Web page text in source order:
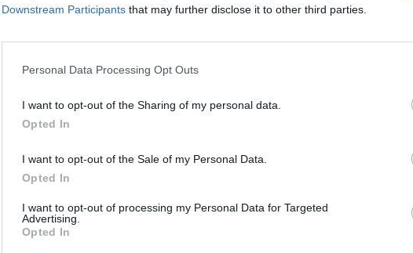
Downstream Participants that may further disclose it to other third parties.
Personal Data Processing Opt Outs
I want to opt-out of the Sharing of my personal data.
Opted In
I want to opt-out of the Sale of my Personal Data.
Opted In
I want to opt-out of processing my Personal Data for Targeted
Advertising.
Opted In
του OnSports όταν αναζητάς ειδήσεις στην Google
Προσθήκη ως προτιμώμενη πηγή
την πορεία του στο πρωτάθλημα ο
με τον Κώστα Χαριτωνίδη.
που κατηφόρισε στον Ολυμπιακό,
αποτελεί πια και ο Χαριτωνίδης senior,
σε κοινή συναινέσει λύση της